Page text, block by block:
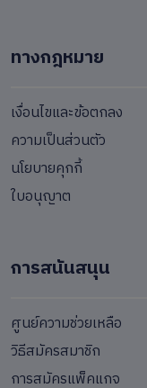
ทางกฎหมาย
เงื่อนไขและข้อตกลง
ความเป็นส่วนตัว
นโยบายคุกกี้
ใบอนุญาต
การสนันสนุน
ศูนย์ความช่วยเหลือ
วิธีสมัครสมาชิก
การสมัครแพ็คแกจ